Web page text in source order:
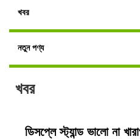
খবর
নতুন পণ্য
খবর
ডিসপ্লে স্ট্যান্ড ভালো না